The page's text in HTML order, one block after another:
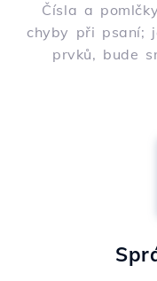
Čísla a
chyby při psaní;
prvků, bude